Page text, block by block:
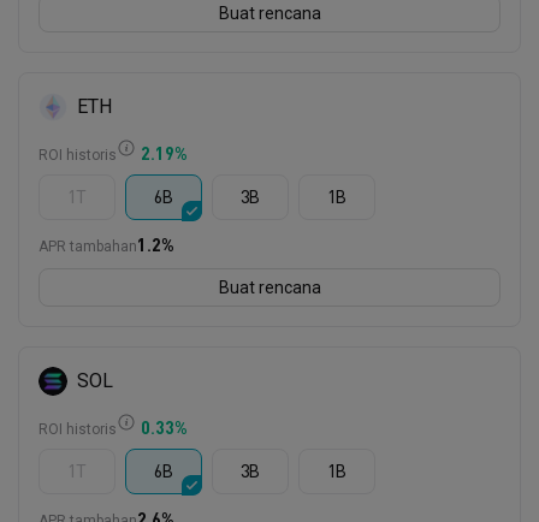
Buat rencana
ETH
ROI historis 2.19%
1T 6B 3B 1B
APR tambahan1.2%
Buat rencana
SOL
ROI historis 0.33%
1T 6B 3B 1B